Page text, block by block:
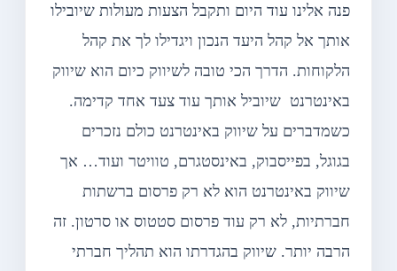
פנה אלינו עוד היום ותקבל הצעות מעולות שיובילו
אותך אל קהל היעד הנכון ויגדילו לך את קהל
הלקוחות. הדרך הכי טובה לשיווק כיום הוא שיווק
באינטרנט שיוביל אותך עוד צעד אחד קדימה.
כשמדברים על שיווק באינטרנט כולם נזכרים
בגוגל, בפייסבוק, באינסטגרם, טוויטר ועוד… אך
שיווק באינטרנט הוא לא רק פרסום ברשתות
חברתיות, לא רק עוד פרסום סטטוס או סרטון. זה
הרבה יותר. שיווק בהגדרתו הוא תהליך חברתי